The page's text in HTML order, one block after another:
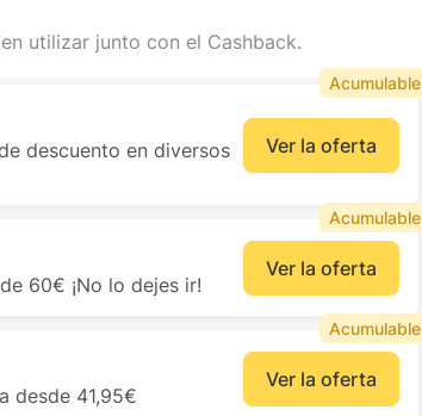
utilizar junto con el Cashback.
descuento en diversos
Ver la oferta
Acumulable
60€ ¡No lo dejes ir!
Ver la oferta
Acumulable
desde 41,95€
Ver la oferta
Acumulable